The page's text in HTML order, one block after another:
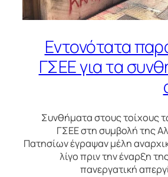
Εντονότατα
ΓΣΕΕ για τα
Συνθήματα στους τοίχους
ΓΣΕΕ στη συμβολή της
Πατησίων έγραψαν μέλη
λίγο πριν την έναρξη
πανεργατική